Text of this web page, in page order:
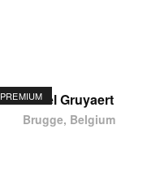
PREMIUMKarel Gruyaert
Brugge, Belgium